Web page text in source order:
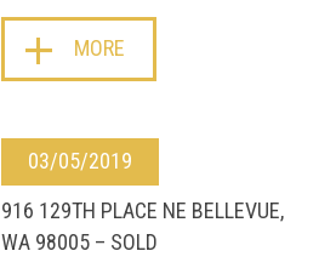
MORE
03/05/2019
916 129TH PLACE NE BELLEVUE,
WA 98005 – SOLD